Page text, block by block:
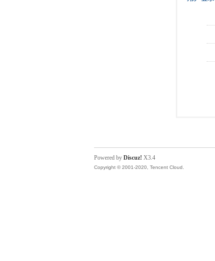
Powered by Discuz! X3.4
Copyright © 2001-2020, Tencent Cloud.